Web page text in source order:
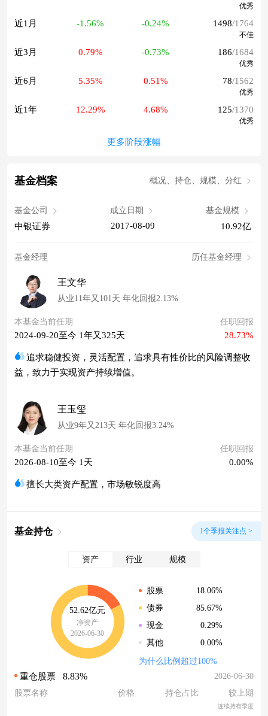
优秀
近1月 -1.56% -0.24% 1498/1764
不佳
近3月 0.79% -0.73% 186/1684
优秀
近6月 5.35% 0.51% 78/1562
优秀
近1年 12.29% 4.68% 125/1370
优秀
更多阶段涨幅
基金档案 概况、持仓、规模、分红
基金公司
中银证券
成立日期
2017-08-09
基金规模
10.92亿
基金经理 历任基金经理
王文华
从业11年又101天 年化回报2.13%
本基金当前任期
2024-09-20至今 1年又325天
任职回报
28.73%
追求稳健投资，灵活配置，追求具有性价比的风险调整收
益，致力于实现资产持续增值。
王玉玺
从业9年又213天 年化回报3.24%
本基金当前任期
2026-08-10至今 1天
任职回报
0.00%
擅长大类资产配置，市场敏锐度高
基金持仓 1个季报关注点 >
资产 行业 规模
52.62亿元
净资产
2026-06-30
股票
18.06%
债券
85.67%
现金
0.29%
其他
0.00%
为什么比例超过100%
重仓股票 8.83%
2026-06-30
股票名称
价格 持仓占比 较上期
连续持有季度